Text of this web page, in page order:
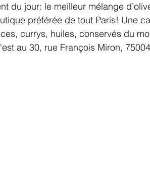
du jour: le meilleur mélange
préférée de tout Paris! Une
currys, huiles, conservés du
au 30, rue François Miron,